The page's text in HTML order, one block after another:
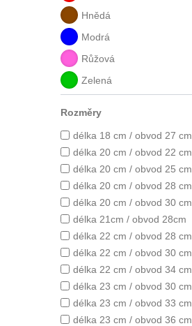
Hnědá
Modrá
Růžová
Zelená
Rozměry
délka 18 cm / obvod 27 cm
délka 20 cm / obvod 22 cm
délka 20 cm / obvod 25 cm
délka 20 cm / obvod 28 cm
délka 20 cm / obvod 30 cm
délka 21cm / obvod 28cm
délka 22 cm / obvod 28 cm
délka 22 cm / obvod 30 cm
délka 22 cm / obvod 34 cm
délka 23 cm / obvod 30 cm
délka 23 cm / obvod 33 cm
délka 23 cm / obvod 36 cm